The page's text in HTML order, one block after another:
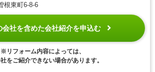
根東町6-8-6
会社を含めた会社紹介を申込む
※リフォーム内容によっては、
をご紹介できない場合があります。